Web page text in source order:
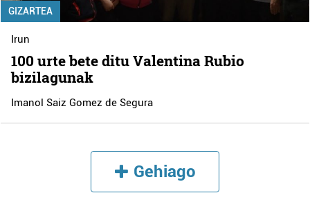
GIZARTEA
Irun
100 urte bete ditu Valentina Rubio
bizilagunak
Imanol Saiz Gomez de Segura
Gehiago